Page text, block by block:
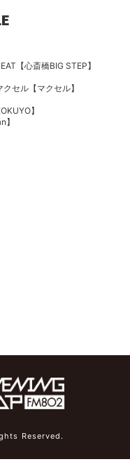
【心斎橋BIG STEP】
セル【マクセル】
】
】
Reserved.